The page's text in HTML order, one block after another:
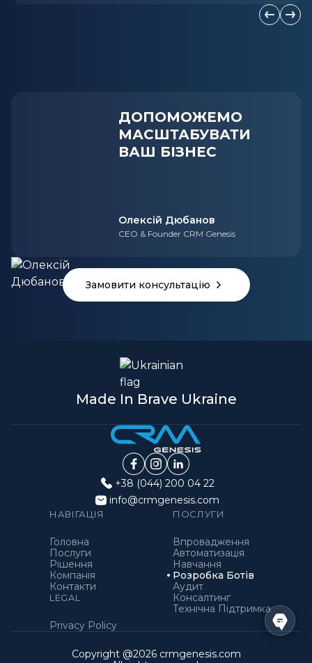
ДОПОМОЖЕМО
МАСШТАБУВАТИ
ВАШ БІЗНЕС
Олексій Дюбанов
CEO & Founder CRM Genesis
Замовити консультацію
Made In Brave Ukraine
+38 (044) 200 04 22
info@crmgenesis.com
НАВІГАЦІЯ
Головна
Послуги
Рішення
Компанія
Контакти
LEGAL
Privacy Policy
ПОСЛУГИ
Впровадження
Автоматизація
Навчання
Розробка Ботів
Аудит
Консалтинг
Технічна Підтримка
Copyright @2026 crmgenesis.com